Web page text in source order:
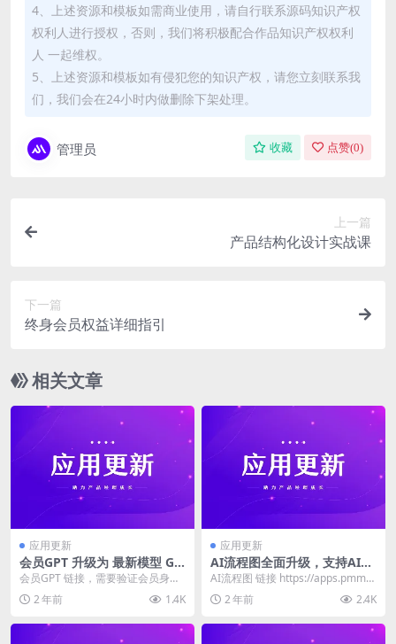
4、上述资源和模板如需商业使用，请自行联系源码知识产权
权利人进行授权，否则，我们将积极配合作品知识产权权利
人 一起维权。
5、上述资源和模板如有侵犯您的知识产权，请您立刻联系我
们，我们会在24小时内做删除下架处理。
管理员 收藏 点赞(0)
上一篇
产品结构化设计实战课
下一篇
终身会员权益详细指引
相关文章
应用更新
会员GPT 升级为 最新模型 GP
T 4o-mini，会员免费使用
会员GPT 链接，需要验证会员身份
https://apps.pmmaster....
2 年前 1.4K
应用更新
AI流程图全面升级，支持AI自
动生成优化方案
AI流程图 链接 https://apps.pmma
ster.cc/pmaigc...
2 年前 2.4K